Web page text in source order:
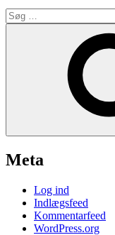
Søg
efter:
Meta
Log ind
Indlægsfeed
Kommentarfeed
WordPress.org